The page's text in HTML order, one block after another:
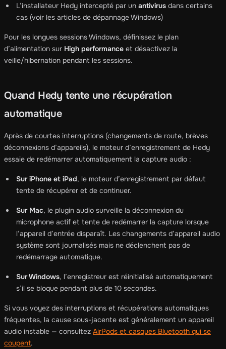
L’installateur Hedy intercepté par un antivirus dans certains
cas (voir les articles de dépannage Windows)
Pour les longues sessions Windows, définissez le plan
d’alimentation sur High performance et désactivez la
veille/hibernation pendant les sessions.
Quand Hedy tente une récupération
automatique
Après de courtes interruptions (changements de route, brèves
déconnexions d’appareils), le moteur d’enregistrement de Hedy
essaie de redémarrer automatiquement la capture audio :
Sur iPhone et iPad, le moteur d’enregistrement par défaut
tente de récupérer et de continuer.
Sur Mac, le plugin audio surveille la déconnexion du
microphone actif et tente de redémarrer la capture lorsque
l’appareil d’entrée disparaît. Les changements d’appareil audio
système sont journalisés mais ne déclenchent pas de
redémarrage automatique.
Sur Windows, l’enregistreur est réinitialisé automatiquement
s’il se bloque pendant plus de 10 secondes.
Si vous voyez des interruptions et récupérations automatiques
fréquentes, la cause sous-jacente est généralement un appareil
audio instable — consultez AirPods et casques Bluetooth qui se
coupent.